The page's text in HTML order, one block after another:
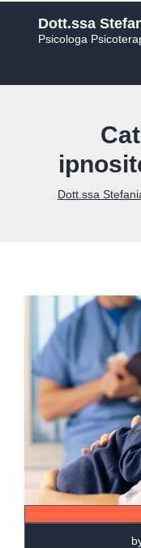
Dott.ssa
Psicologa
Dott.ssa